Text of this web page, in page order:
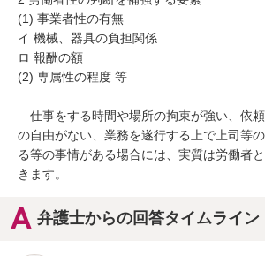
(1) 事業者性の有無
イ 機械、器具の負担関係
ロ 報酬の額
(2) 専属性の程度 等
仕事をする時間や場所の拘束が強い、依
の自由がない、業務を遂行する上で上司等
る等の事情がある場合には、実質は労働者
きます。
弁護士からの回答タイムライン